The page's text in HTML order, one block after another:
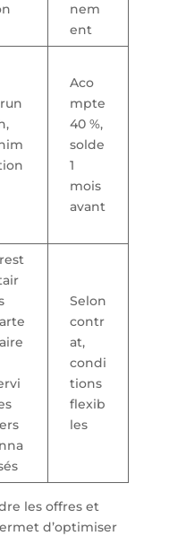
nem
ent
Aco
mpte
40 %,
solde
1
mois
avant
Selon
contr
at,
condi
tions
flexib
les
les offres et
d’optimiser